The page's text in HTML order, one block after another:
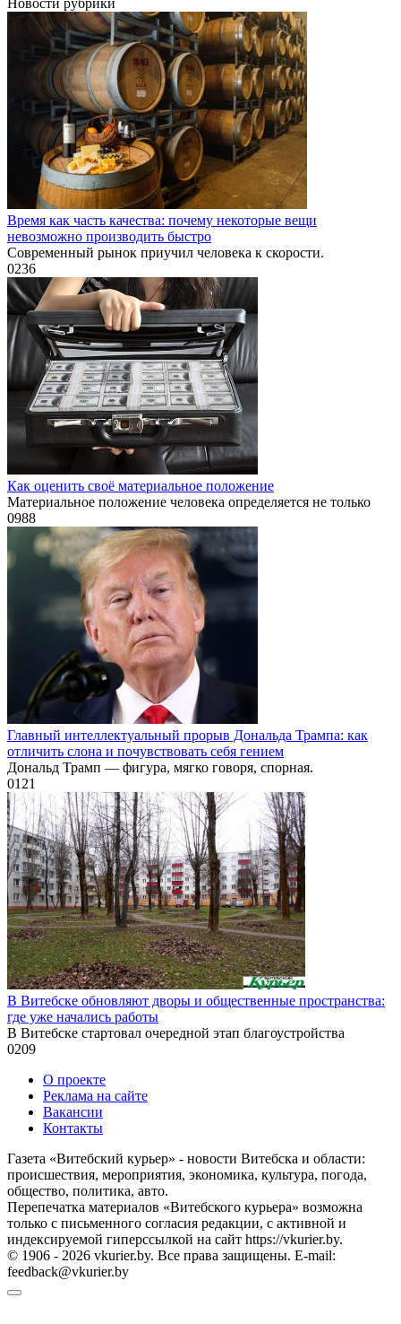
Время как часть качества: почему некоторые вещи
невозможно производить быстро
Современный рынок приучил человека к скорости.
0236
Как оценить своё материальное положение
Материальное положение человека определяется не только
0988
Главный интеллектуальный прорыв Дональда Трампа: как
отличить слона и почувствовать себя гением
Дональд Трамп — фигура, мягко говоря, спорная.
0121
В Витебске обновляют дворы и общественные пространства:
где уже начались работы
В Витебске стартовал очередной этап благоустройства
0209
О проекте
Реклама на сайте
Вакансии
Контакты
Газета «Витебский курьер» - новости Витебска и области:
происшествия, мероприятия, экономика, культура, погода,
общество, политика, авто.
Перепечатка материалов «Витебского курьера» возможна
только с письменного согласия редакции, с активной и
индексируемой гиперссылкой на сайт https://vkurier.by.
© 1906 - 2026 vkurier.by. Все права защищены. E-mail:
feedback@vkurier.by